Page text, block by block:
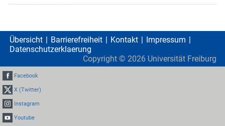
Übersicht Barrierefreiheit Kontakt
Impressum
Datenschutzerklaerung
Copyright © 2026 Universität Freiburg
Facebook
X (Twitter)
Instagram
Youtube